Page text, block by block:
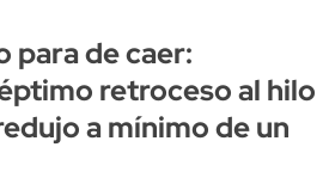
para de caer:
retroceso al hilo
a mínimo de un